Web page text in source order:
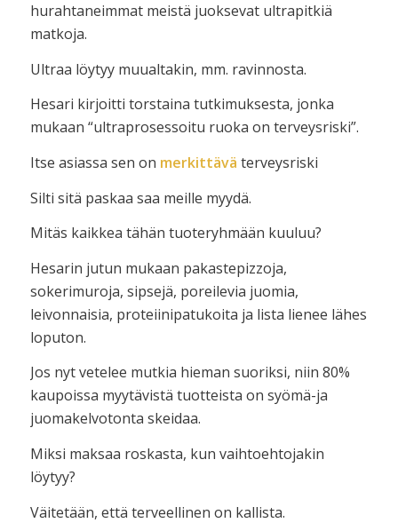
hurahtaneimmat meistä juoksevat ultrapitkiä
matkoja.
Ultraa löytyy muualtakin, mm. ravinnosta.
Hesari kirjoitti torstaina tutkimuksesta, jonka
mukaan “ultraprosessoitu ruoka on terveysriski”.
Itse asiassa sen on merkittävä terveysriski
Silti sitä paskaa saa meille myydä.
Mitäs kaikkea tähän tuoteryhmään kuuluu?
Hesarin jutun mukaan pakastepizzoja,
sokerimuroja, sipsejä, poreilevia juomia,
leivonnaisia, proteiinipatukoita ja lista lienee lähes
loputon.
Jos nyt vetelee mutkia hieman suoriksi, niin 80%
kaupoissa myytävistä tuotteista on syömä-ja
juomakelvotonta skeidaa.
Miksi maksaa roskasta, kun vaihtoehtojakin
löytyy?
Väitetään, että terveellinen on kallista.